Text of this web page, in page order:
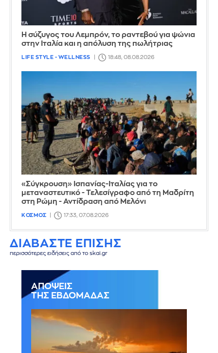
Η σύζυγος του Λεμπρόν, το ραντεβού για ψώνια
στην Ιταλία και η απόλυση της πωλήτριας
LIFE STYLE - WELLNESS 18:48, 08.08.2026
«Σύγκρουση» Ισπανίας-Ιταλίας για το
μεταναστευτικό - Τελεσίγραφο από τη Μαδρίτη
στη Ρώμη - Αντίδραση από Μελόνι
ΚΟΣΜΟΣ 17:33, 07.08.2026
ΔΙΑΒΑΣΤΕ ΕΠΙΣΗΣ
περισσότερες ειδήσεις από το skai.gr
ΑΠΟΨΕΙΣ
ΤΗΣ ΕΒΔΟΜΑΔΑΣ